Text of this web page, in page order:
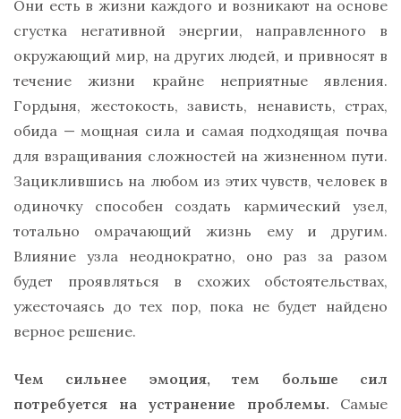
Они есть в жизни каждого и возникают на основе
сгустка негативной энергии, направленного в
окружающий мир, на других людей, и привносят в
течение жизни крайне неприятные явления.
Гордыня, жестокость, зависть, ненависть, страх,
обида — мощная сила и самая подходящая почва
для взращивания сложностей на жизненном пути.
Зациклившись на любом из этих чувств, человек в
одиночку способен создать кармический узел,
тотально омрачающий жизнь ему и другим.
Влияние узла неоднократно, оно раз за разом
будет проявляться в схожих обстоятельствах,
ужесточаясь до тех пор, пока не будет найдено
верное решение.
Чем сильнее эмоция, тем больше сил
потребуется на устранение проблемы. Самые